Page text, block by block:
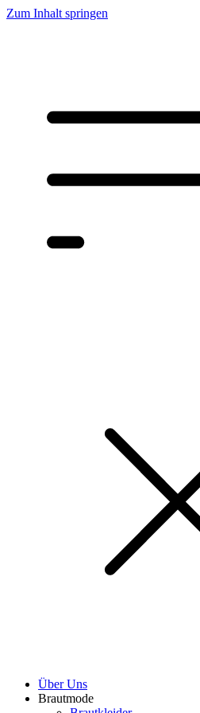
Zum Inhalt springen
Über Uns
Brautmode